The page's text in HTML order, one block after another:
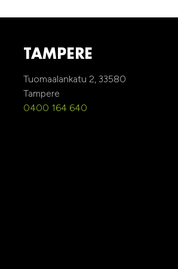
TAMPERE
Tuomaalankatu 2, 33580
Tampere
0400 164 640